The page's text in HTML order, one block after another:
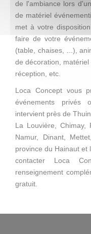
de l'ambiance lors
de matériel
met à votre
faire de votre
(table, chaises, ...),
de décoration,
réception, etc.
Loca Concept vous
événements privés
intervient près de
La Louvière, Chimay,
Namur, Dinant,
province du Hainaut et
contacter Loca
renseignement
gratuit.